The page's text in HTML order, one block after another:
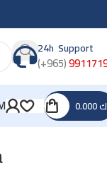
24h Support
(+965)